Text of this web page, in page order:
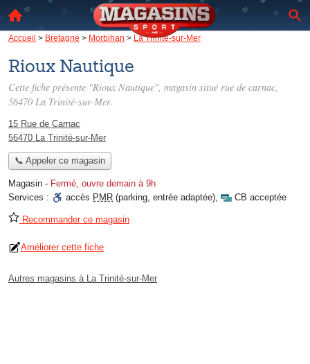
Accueil > Bretagne > Morbihan > La Trinité-sur-Mer
Rioux Nautique
Cette fiche présente "Rioux Nautique", magasin situé rue de carnac,
56470 La Trinité-sur-Mer.
15 Rue de Carnac
56470 La Trinité-sur-Mer
📞 Appeler ce magasin
Magasin - Fermé, ouvre demain à 9h
Services :
accès PMR (parking, entrée adaptée), CB acceptée
Recommander ce magasin
Améliorer cette fiche
Autres magasins à La Trinité-sur-Mer